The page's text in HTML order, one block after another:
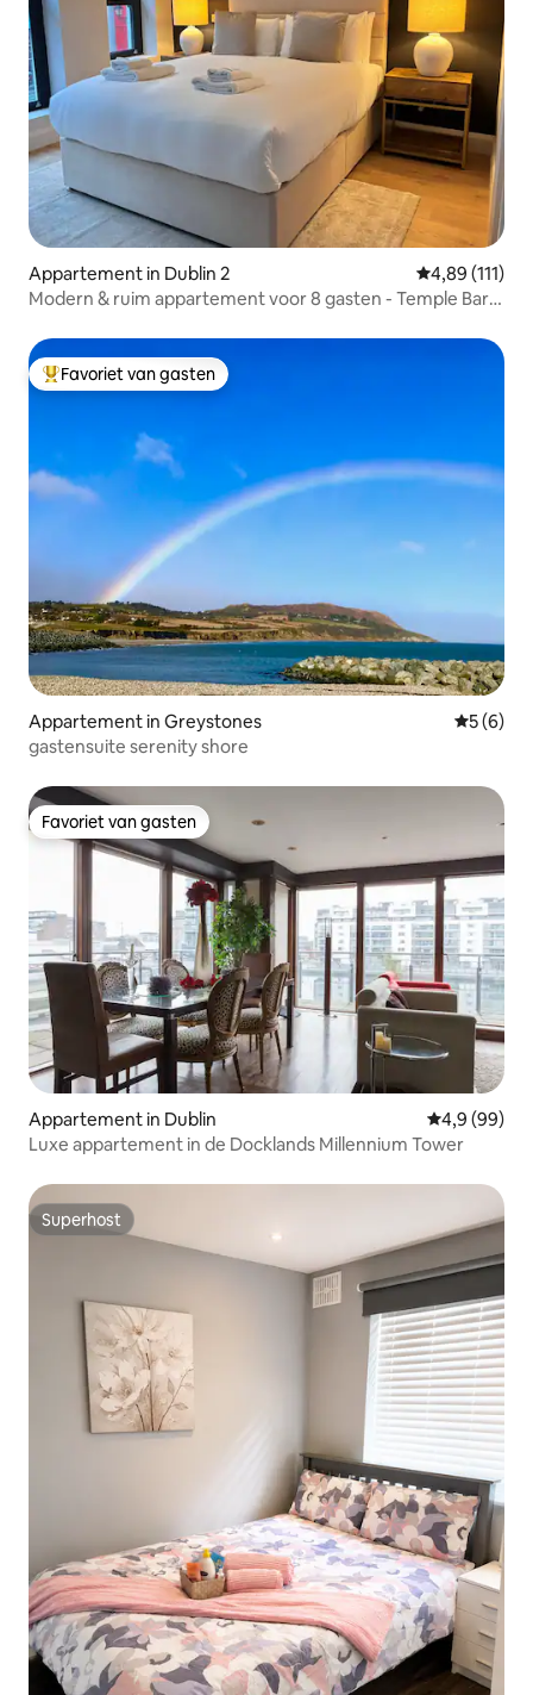
Appartement in Dublin 2 Gemiddelde
4,89 (111)
Modern & ruim appartement voor 8 gasten - Temple Bar
Topfavoriet van gasten
Favoriet van gasten
Appartement in Greystones
5 (6)
gastensuite serenity shore
Favoriet van gasten
Favoriet van gasten
Appartement in Dublin Gemiddelde
4,9 (99)
Luxe appartement in de Docklands Millennium Tower
Superhost
Superhost